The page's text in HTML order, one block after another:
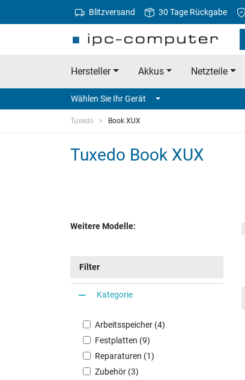
Blitzversand 30 Tage Rückgabe
Hersteller Akkus Netzteile
Wählen Sie Ihr Gerät
Tuxedo Book XUX
Tuxedo Book XUX
Weitere Modelle:
Filter
Kategorie
Arbeitsspeicher (4)
Festplatten (9)
Reparaturen (1)
Zubehör (3)